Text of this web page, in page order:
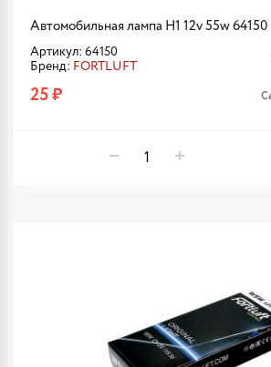
Автомобильная лампа H1 12v 55w 64150
Артикул: 64150
Бренд: FORTLUFT
25 ₽